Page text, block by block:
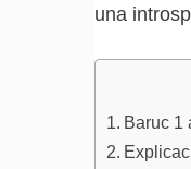
una
Baruc 1